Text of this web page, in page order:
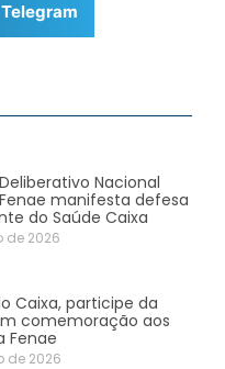
Telegram
Nacional
manifesta defesa
do Saúde Caixa
de 2026
Caixa, participe da
comemoração aos
Fenae
de 2026